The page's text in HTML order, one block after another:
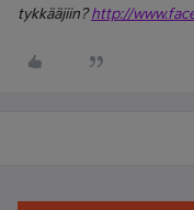
tykkääjiin?http://